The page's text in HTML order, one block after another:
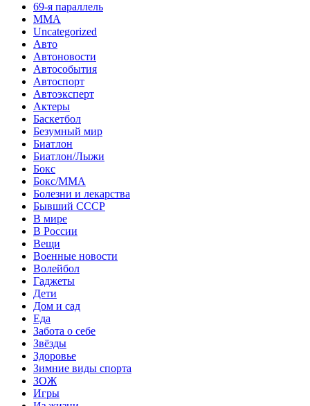
69-я параллель
MMA
Uncategorized
Авто
Автоновости
Автособытия
Автоспорт
Автоэксперт
Актеры
Баскетбол
Безумный мир
Биатлон
Биатлон/Лыжи
Бокс
Бокс/MMA
Болезни и лекарства
Бывший СССР
В мире
В России
Вещи
Военные новости
Волейбол
Гаджеты
Дети
Дом и сад
Еда
Забота о себе
Звёзды
Здоровье
Зимние виды спорта
ЗОЖ
Игры